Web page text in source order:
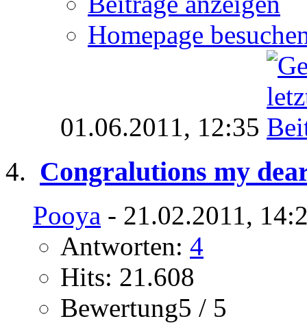
Homepage
01.06.2011, 12:35
Congralutions my
Pooya - 21.02.2011,
Antworten: 4
Hits: 21.608
Bewertung5 / 5